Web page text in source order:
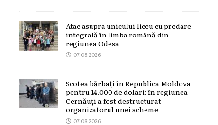
Atac asupra unicului liceu cu predare
integrală în limba română din
regiunea Odesa
07.08.2026
Scotea bărbați în Republica Moldova
pentru 14.000 de dolari: în regiunea
Cernăuți a fost destructurat
organizatorul unei scheme
07.08.2026